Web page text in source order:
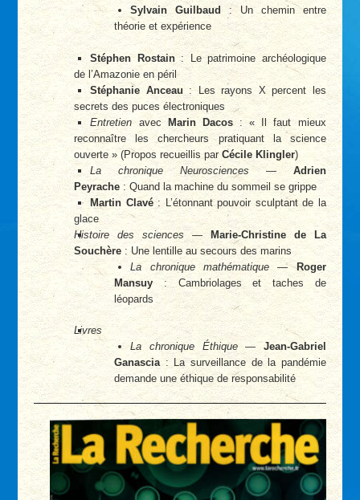
Sylvain Guilbaud : Un chemin entre
théorie et expérience
Stéphen Rostain: Le patrimoine archéologique
de l’Amazonie en péril
Stéphanie Anceau: Les rayons X percent les
secrets des puces électroniques
EntretienavecMarin Dacos: « Il faut mieux
reconnaître les chercheurs pratiquant la science
ouverte » (Propos recueillis parCécile Klingler)
La chronique Neurosciences — Adrien
Peyrache : Quand la machine du sommeil se grippe
Martin Clavé: L’étonnant pouvoir sculptant de la
glace
Histoire des sciences—Marie-Christine de La
Souchère : Une lentille au secours des marins
La chronique mathématique —Roger
Mansuy : Cambriolages et taches de
léopards
Livres
La chronique Éthique— Jean-Gabriel
Ganascia: La surveillance de la pandémie
demande une éthique de responsabilité